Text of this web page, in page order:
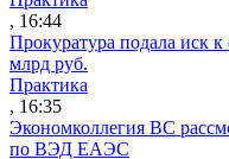
, 16:44
Прокуратура подала иск
млрд руб.
Практика
, 16:35
Экономколлегия ВС
по ВЭД ЕАЭС